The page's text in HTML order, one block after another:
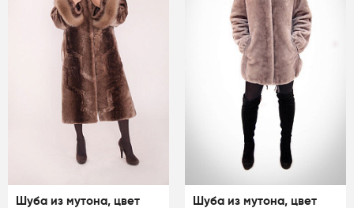
Шуба из мутона, цвет
Шуба из мутона, цвет